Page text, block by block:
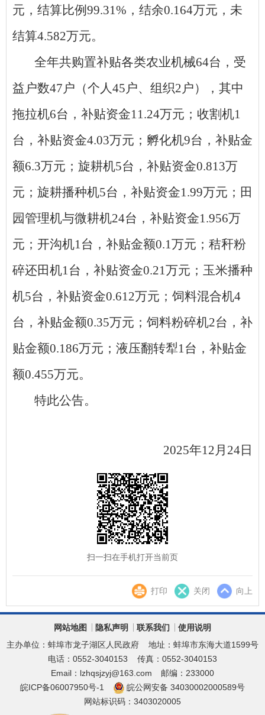
元，结算比例 99.31% ，结余0.164万元 ， 未
结算4.582万元。
全年共购置补贴各类农业机械64台， 受
益户数47户（个人45户、组织2户）， 其中
拖拉机6台，补贴资金11.24万元；收割机1
台，补贴资金4.03万元； 孵化机9台，补贴金
额6.3万元； 旋耕机5台，补贴资金0.813万
元；旋耕播种机5台，补贴资金1.99万元；田
园管理机与微耕机24台，补贴资金1.956万
元；开沟机1台，补贴金额0.1万元；秸秆粉
碎还田机1台，补贴资金0.21万元；玉米播种
机5台，补贴资金0.612万元； 饲料混合机4
台，补贴金额0.35万元 ； 饲料粉碎机2台，补
贴金额0.186万元；液压翻转犁1台，补贴金
额0.455万元。
特此公告。
2025年12月 24日
扫一扫在手机打开当前页
打印 关闭 向上
网站地图 隐私声明 联系我们
使用说明
主办单位：蚌埠市龙子湖区人民政府
地址：蚌埠市东海大道1599号
电话：0552-3040153
传真：0552-3040153
Email：lzhqsjzyj@163.com
邮编：233000
皖ICP备06007950号-1
皖公网安备 34030002000589号
网站标识码：3403020005